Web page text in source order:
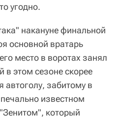
угодно.
накануне финальной
основной вратарь
место в воротах занял
в этом сезоне скорее
автоголу, забитому в
известном
который